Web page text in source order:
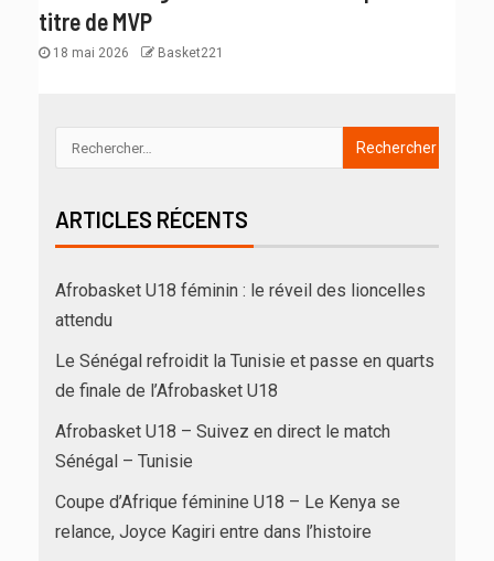
titre de MVP
18 mai 2026 Basket221
ARTICLES RÉCENTS
Afrobasket U18 féminin : le réveil des lioncelles
attendu
Le Sénégal refroidit la Tunisie et passe en quarts
de finale de l’Afrobasket U18
Afrobasket U18 – Suivez en direct le match
Sénégal – Tunisie
Coupe d’Afrique féminine U18 – Le Kenya se
relance, Joyce Kagiri entre dans l’histoire